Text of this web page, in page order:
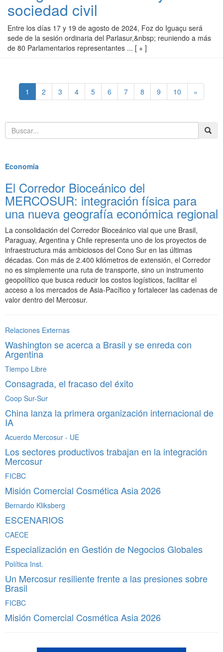
sociedad civil
Entre los días 17 y 19 de agosto de 2024, Foz do Iguaçu será
sede de la sesión ordinaria del Parlasur,&nbsp; reuniendo a más
de 80 Parlamentarios representantes ... [ + ]
1 (current)
2 3 4 5 6 7 8 9 10 »
Economía
El Corredor Bioceánico del
MERCOSUR: integración física para
una nueva geografía económica regional
La consolidación del Corredor Bioceánico vial que une Brasil,
Paraguay, Argentina y Chile representa uno de los proyectos de
infraestructura más ambiciosos del Cono Sur en las últimas
décadas. Con más de 2.400 kilómetros de extensión, el Corredor
no es simplemente una ruta de transporte, sino un instrumento
geopolítico que busca reducir los costos logísticos, facilitar el
acceso a los mercados de Asia-Pacífico y fortalecer las cadenas de
valor dentro del Mercosur.
Relaciones Externas
Washington se acerca a Brasil y se enreda con
Argentina
Tiempo Libre
Consagrada, el fracaso del éxito
Coop Sur-Sur
China lanza la primera organización internacional de
IA
Acuerdo Mercosur - UE
Los sectores productivos trabajan en la integración
Mercosur
FICBC
Misión Comercial Cosmética Asia 2026
Bernardo Kliksberg
ESCENARIOS
CAECE
Especialización en Gestión de Negocios Globales
Política Inst.
Un Mercosur resiliente frente a las presiones sobre
Brasil
FICBC
Misión Comercial Cosmética Asia 2026